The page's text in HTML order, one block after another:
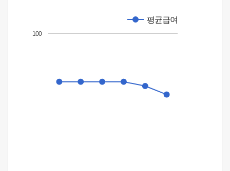
평균급여
100